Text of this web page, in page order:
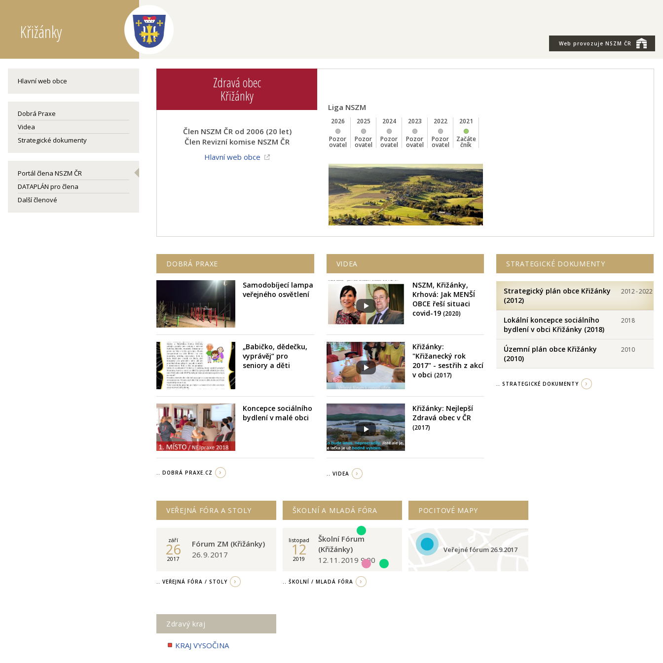
Křižánky
Web provozuje NSZM ČR
Hlavní web obce
Dobrá Praxe
Videa
Strategické dokumenty
Portál člena NSZM ČR
DATAPLÁN pro člena
Další členové
Zdravá obec
Křižánky
Člen NSZM ČR od 2006 (20 let)
Člen Revizní komise NSZM ČR
Hlavní web obce
Liga NSZM
2026
Pozor
ovatel
2025
Pozor
ovatel
2024
Pozor
ovatel
2023
Pozor
ovatel
2022
Pozor
ovatel
2021
Začáte
čník
DOBRÁ PRAXE
Samodobíjecí lampa
veřejného osvětlení
„Babičko, dědečku,
vyprávěj“ pro
seniory a děti
Koncepce sociálního
bydlení v malé obci
.. DOBRÁ PRAXE.CZ
VIDEA
NSZM, Křižánky,
Krhová: Jak MENŠÍ
OBCE řeší situaci
covid-19(2020)
Křižánky:
"Křižanecký rok
2017" - sestřih z akcí
v obci(2017)
Křižánky: Nejlepší
Zdravá obec v ČR
(2017)
.. VIDEA
STRATEGICKÉ DOKUMENTY
Strategický plán obce Křižánky
(2012)
2012-2022
Lokální koncepce sociálního
bydlení v obci Křižánky (2018)
2018
Územní plán obce Křižánky
(2010)
2010
.. STRATEGICKÉ DOKUMENTY
VEŘEJNÁ FÓRA A STOLY
září
26
2017
Fórum ZM (Křižánky)
26. 9. 2017
.. VEŘEJNÁ FÓRA / STOLY
ŠKOLNÍ A MLADÁ FÓRA
listopad
12
2019
Školní Fórum
(Křižánky)
12. 11. 2019 9:00
.. ŠKOLNÍ / MLADÁ FÓRA
POCITOVÉ MAPY
Veřejné fórum 26.9.2017
Zdravý kraj
KRAJ VYSOČINA